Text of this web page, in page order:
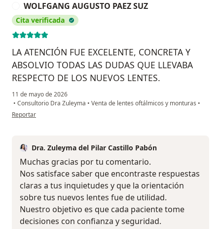
WOLFGANG AUGUSTO PAEZ SUZ
Cita verificada
LA ATENCIÓN FUE EXCELENTE, CONCRETA Y
ABSOLVIO TODAS LAS DUDAS QUE LLEVABA
RESPECTO DE LOS NUEVOS LENTES.
11 de mayo de 2026
• Consultorio Dra Zuleyma • Venta de lentes oftálmicos y monturas •
en opinión del usuario WOLFGANG AUGUSTO PAEZ SUZ
Reportar
Dra. Zuleyma del Pilar Castillo Pabón
Muchas gracias por tu comentario.
Nos satisface saber que encontraste respuestas
claras a tus inquietudes y que la orientación
sobre tus nuevos lentes fue de utilidad.
Nuestro objetivo es que cada paciente tome
decisiones con confianza y seguridad.